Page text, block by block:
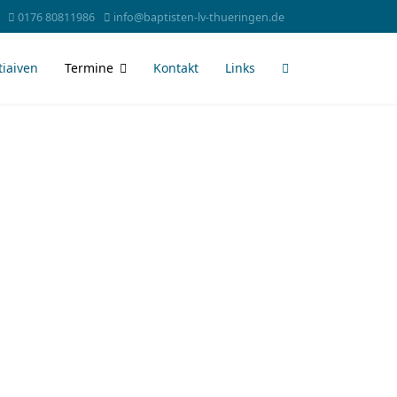
0176 80811986 info@baptisten-lv-thueringen.de
Termine Kontakt Links